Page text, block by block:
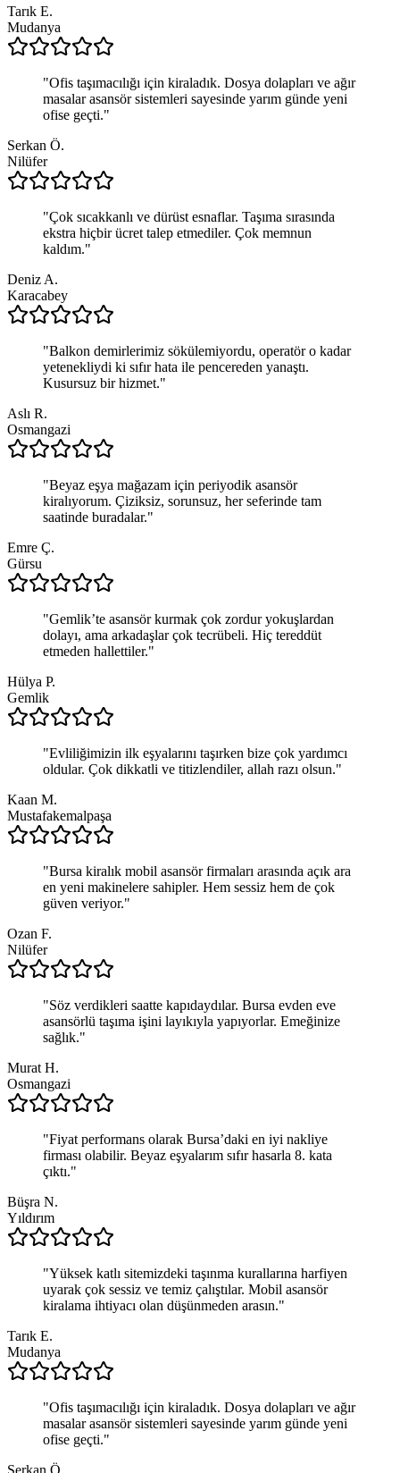
Tarık E.
Mudanya
"Ofis taşımacılığı için kiraladık. Dosya dolapları ve ağır
masalar asansör sistemleri sayesinde yarım günde yeni
ofise geçti."
Serkan Ö.
Nilüfer
"Çok sıcakkanlı ve dürüst esnaflar. Taşıma sırasında
ekstra hiçbir ücret talep etmediler. Çok memnun
kaldım."
Deniz A.
Karacabey
"Balkon demirlerimiz sökülemiyordu, operatör o kadar
yetenekliydi ki sıfır hata ile pencereden yanaştı.
Kusursuz bir hizmet."
Aslı R.
Osmangazi
"Beyaz eşya mağazam için periyodik asansör
kiralıyorum. Çiziksiz, sorunsuz, her seferinde tam
saatinde buradalar."
Emre Ç.
Gürsu
"Gemlik’te asansör kurmak çok zordur yokuşlardan
dolayı, ama arkadaşlar çok tecrübeli. Hiç tereddüt
etmeden hallettiler."
Hülya P.
Gemlik
"Evliliğimizin ilk eşyalarını taşırken bize çok yardımcı
oldular. Çok dikkatli ve titizlendiler, allah razı olsun."
Kaan M.
Mustafakemalpaşa
"Bursa kiralık mobil asansör firmaları arasında açık ara
en yeni makinelere sahipler. Hem sessiz hem de çok
güven veriyor."
Ozan F.
Nilüfer
"Söz verdikleri saatte kapıdaydılar. Bursa evden eve
asansörlü taşıma işini layıkıyla yapıyorlar. Emeğinize
sağlık."
Murat H.
Osmangazi
"Fiyat performans olarak Bursa’daki en iyi nakliye
firması olabilir. Beyaz eşyalarım sıfır hasarla 8. kata
çıktı."
Büşra N.
Yıldırım
"Yüksek katlı sitemizdeki taşınma kurallarına harfiyen
uyarak çok sessiz ve temiz çalıştılar. Mobil asansör
kiralama ihtiyacı olan düşünmeden arasın."
Tarık E.
Mudanya
"Ofis taşımacılığı için kiraladık. Dosya dolapları ve ağır
masalar asansör sistemleri sayesinde yarım günde yeni
ofise geçti."
Serkan Ö.